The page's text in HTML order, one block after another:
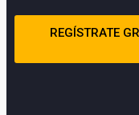
REGÍSTRATE